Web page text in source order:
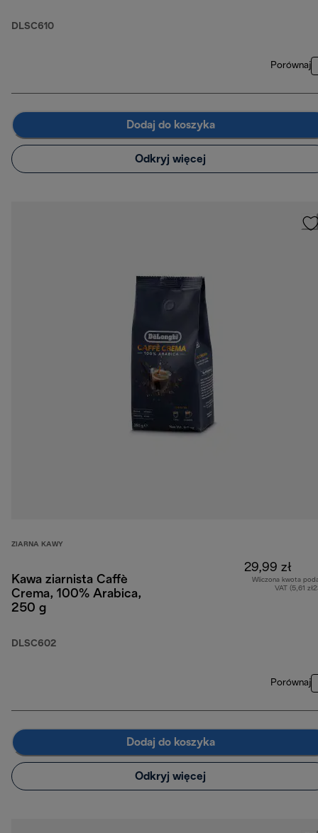
DLSC610
Porównaj
Dodaj do koszyka
Odkryj więcej
ZIARNA KAWY
Kawa ziarnista Caffè
Crema, 100% Arabica,
250 g
DLSC602
29,99 zł
Wliczona kwota
VAT (5,61
Porównaj
Dodaj do koszyka
Odkryj więcej